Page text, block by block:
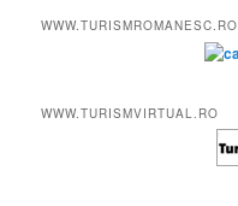
WWW.TURISMROMANESC.RO
WWW.TURISMVIRTUAL.RO